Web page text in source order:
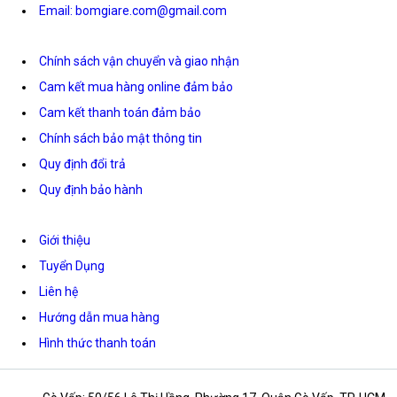
Email: bomgiare.com@gmail.com
Chính sách vận chuyển và giao nhận
Cam kết mua hàng online đảm bảo
Cam kết thanh toán đảm bảo
Chính sách bảo mật thông tin
Quy định đổi trả
Quy định bảo hành
Giới thiệu
Tuyển Dụng
Liên hệ
Hướng dẫn mua hàng
Hình thức thanh toán